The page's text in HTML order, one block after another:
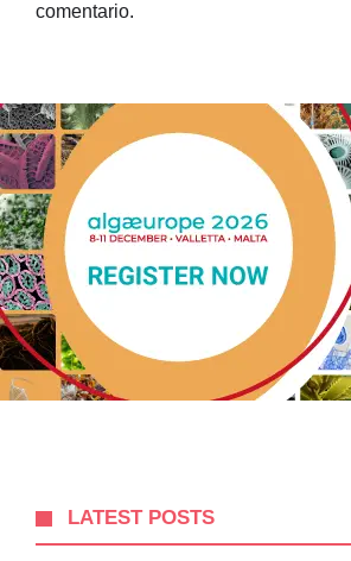
comentario.
LATEST POSTS